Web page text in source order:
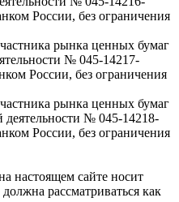
России, без ограничения
рынка ценных бумаг
№ 045-14217-
России, без ограничения
рынка ценных бумаг
деятельности № 045-14218-
России, без ограничения
настоящем сайте носит
рассматриваться как